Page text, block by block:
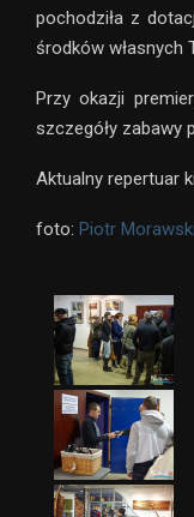
pochodziła z
środków własnych
Przy okazji
szczegóły zabawy
Aktualny repertuar
foto: Piotr Morawski